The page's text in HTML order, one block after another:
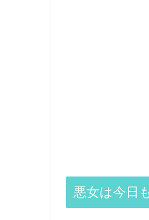
悪女は今日